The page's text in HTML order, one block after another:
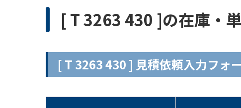
[ T 3263 430 ]の在庫・
[ T 3263 430 ] 見積依頼入力フォ